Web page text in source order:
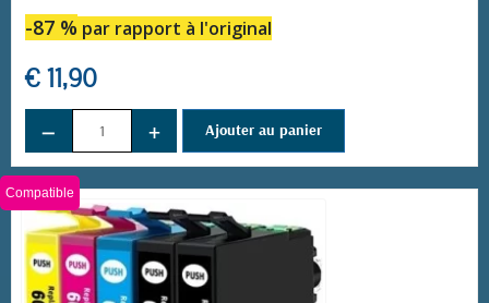
-87 % par rapport à l'original
€ 11,90
− + Ajouter au panier
Compatible